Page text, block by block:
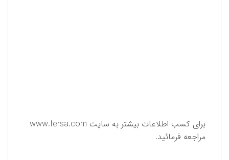
برای كسب اطلاعات بیشتر به سایت www.fersa.com
مراجعه فرمائید.